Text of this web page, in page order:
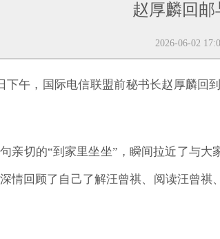
赵厚麟回邮
2026-06-02
下午，国际电信联盟前秘书长赵厚麟回
亲切的“到家里坐坐”，瞬间拉近了与
情回顾了自己了解汪曾祺、阅读汪曾